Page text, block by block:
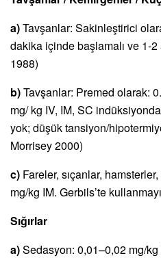
a)Tavşanlar: Sakinleştirici
dakika içinde başlamalı ve 1-
1988)
b)Tavşanlar: Premed olarak:
mg/ kg IV, IM, SC
yok; düşük tansiyon/
Morrisey 2000)
c) Fareler, sıçanlar,
mg/kg IM. Gerbils’te
Sığırlar
a)Sedasyon: 0,01–0,02 mg/